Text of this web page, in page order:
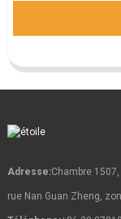
Adresse:Chambre
rue Nan Guan Zheng,